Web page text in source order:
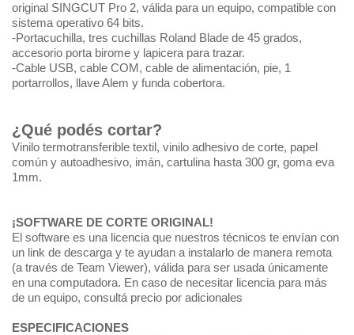
original SINGCUT Pro 2, válida para un equipo, compatible con
sistema operativo 64 bits.
-Portacuchilla, tres cuchillas Roland Blade de 45 grados,
accesorio porta birome y lapicera para trazar.
-Cable USB, cable COM, cable de alimentación, pie, 1
portarrollos, llave Alem y funda cobertora.
¿Qué podés cortar?
Vinilo termotransferible textil, vinilo adhesivo de corte, papel
común y autoadhesivo, imán, cartulina hasta 300 gr, goma eva
1mm.
¡SOFTWARE DE CORTE ORIGINAL!
El software es una licencia que nuestros técnicos te envían con
un link de descarga y te ayudan a instalarlo de manera remota
(a través de Team Viewer), válida para ser usada únicamente
en una computadora. En caso de necesitar licencia para más
de un equipo, consultá precio por adicionales
ESPECIFICACIONES